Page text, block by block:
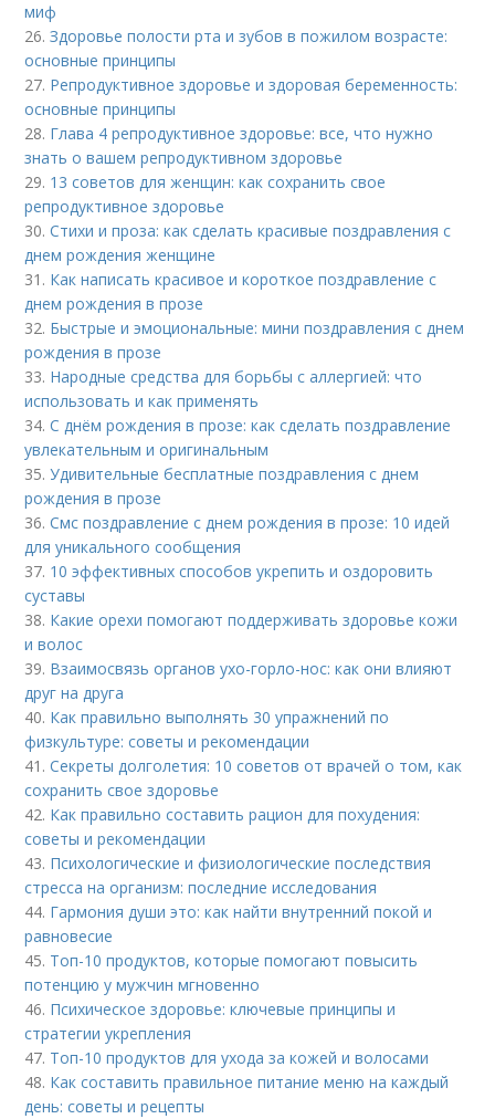
миф
26.Здоровье полости рта и зубов в пожилом возрасте:
основные принципы
27. Репродуктивное здоровье и здоровая беременность:
основные принципы
28. Глава 4 репродуктивное здоровье: все, что нужно
знать о вашем репродуктивном здоровье
29. 13 советов для женщин: как сохранить свое
репродуктивное здоровье
30.Стихи и проза: как сделать красивые поздравления с
днем рождения женщине
31. Как написать красивое и короткое поздравление с
днем рождения в прозе
32. Быстрые и эмоциональные: мини поздравления с днем
рождения в прозе
33. Народные средства для борьбы с аллергией: что
использовать и как применять
34.С днём рождения в прозе: как сделать поздравление
увлекательным и оригинальным
35.Удивительные бесплатные поздравления с днем
рождения в прозе
36.Смс поздравление с днем рождения в прозе: 10 идей
для уникального сообщения
37. 10 эффективных способов укрепить и оздоровить
суставы
38. Какие орехи помогают поддерживать здоровье кожи
и волос
39. Взаимосвязь органов ухо-горло-нос: как они влияют
друг на друга
40. Как правильно выполнять 30 упражнений по
физкультуре: советы и рекомендации
41.Секреты долголетия: 10 советов от врачей о том, как
сохранить свое здоровье
42. Как правильно составить рацион для похудения:
советы и рекомендации
43. Психологические и физиологические последствия
стресса на организм: последние исследования
44. Гармония души это: как найти внутренний покой и
равновесие
45. Топ-10 продуктов, которые помогают повысить
потенцию у мужчин мгновенно
46. Психическое здоровье: ключевые принципы и
стратегии укрепления
47. Топ-10 продуктов для ухода за кожей и волосами
48. Как составить правильное питание меню на каждый
день: советы и рецепты